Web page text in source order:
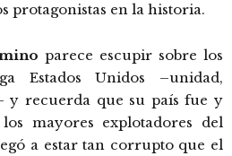
protagonistas en la historia.
parece escupir sobre los
Estados Unidos –unidad,
y recuerda que su país fue y
mayores explotadores del
a estar tan corrupto que el